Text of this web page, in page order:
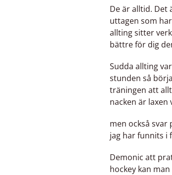
De är alltid. Det
uttagen som
allting sitter
bättre för dig
Sudda allting
stunden så
träningen att
nacken är
men också svar
jag har funnits i
Demonic att
hockey kan